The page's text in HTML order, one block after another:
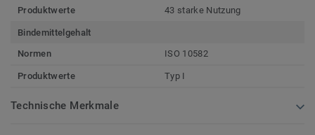
Produktwerte 43 starke Nutzung
Bindemittelgehalt
Normen
ISO 10582
Produktwerte Typ I
Technische Merkmale